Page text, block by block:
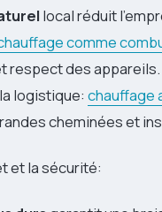
local réduit
comme
respect des
logistique: chauffage
cheminées et
et la sécurité: